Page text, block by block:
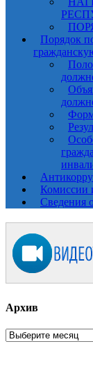
Порядок
Комиссии
Сведения
Архив
Архив